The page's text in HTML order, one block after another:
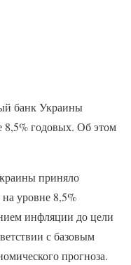
банк Украины
8,5% годовых. Об этом
приняло
уровне 8,5%
инфляции до цели
с базовым
прогноза.